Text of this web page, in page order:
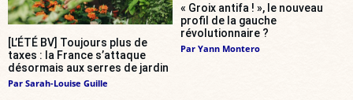
[L’ÉTÉ BV] Toujours plus de
taxes : la France s’attaque
désormais aux serres de jardin
Par Sarah-Louise Guille
« Groix antifa ! », le nouveau
profil de la gauche
révolutionnaire ?
Par Yann Montero